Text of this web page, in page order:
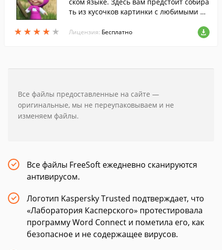
★ ★ ★ ★ ★
★ ★ ★ ★ ★
ть из кусочков картинки с любимыми пе
Лицензия: Бесплатно
Все файлы предоставленные на сайте —
оригинальные, мы не переупаковываем и не
изменяем файлы.
Все файлы FreeSoft ежедневно сканируются
антивирусом.
Логотип Kaspersky Trusted подтверждает, что
«Лаборатория Касперского» протестировала
программу Word Connect и пометила его, как
безопасное и не содержащее вирусов.